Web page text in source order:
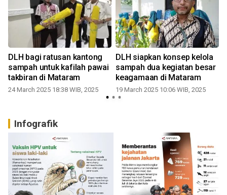
DLH bagi ratusan kantong
sampah untuk kafilah pawai
takbiran di Mataram
24 March 2025 18:38 WIB, 2025
DLH siapkan konsep kelola
sampah dua kegiatan besar
keagamaan di Mataram
19 March 2025 10:06 WIB, 2025
Infografik